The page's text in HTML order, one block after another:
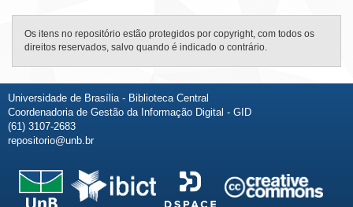
Os itens no repositório estão protegidos por copyright, com todos os
direitos reservados, salvo quando é indicado o contrário.
Universidade de Brasília - Biblioteca Central
Coordenadoria de Gestão da Informação Digital - GID
(61) 3107-2683
repositorio@unb.br